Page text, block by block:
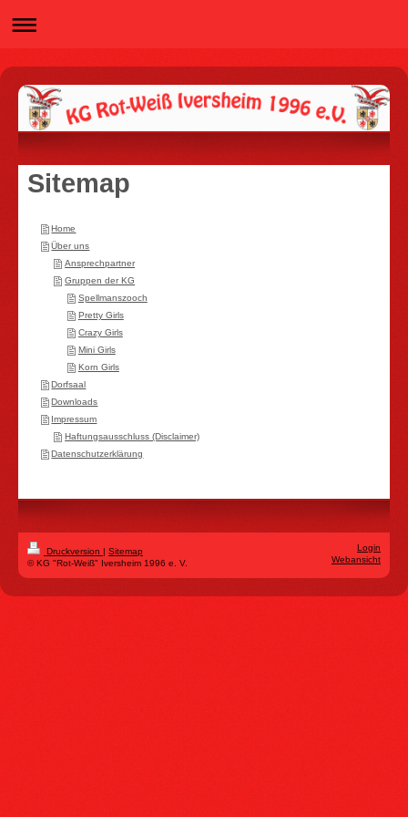
Sitemap
Home
Über uns
Ansprechpartner
Gruppen der KG
Spellmanszooch
Pretty Girls
Crazy Girls
Mini Girls
Korn Girls
Dorfsaal
Downloads
Impressum
Haftungsausschluss (Disclaimer)
Datenschutzerklärung
Druckversion | Sitemap
© KG "Rot-Weiß" Iversheim 1996 e. V.
Login
Webansicht